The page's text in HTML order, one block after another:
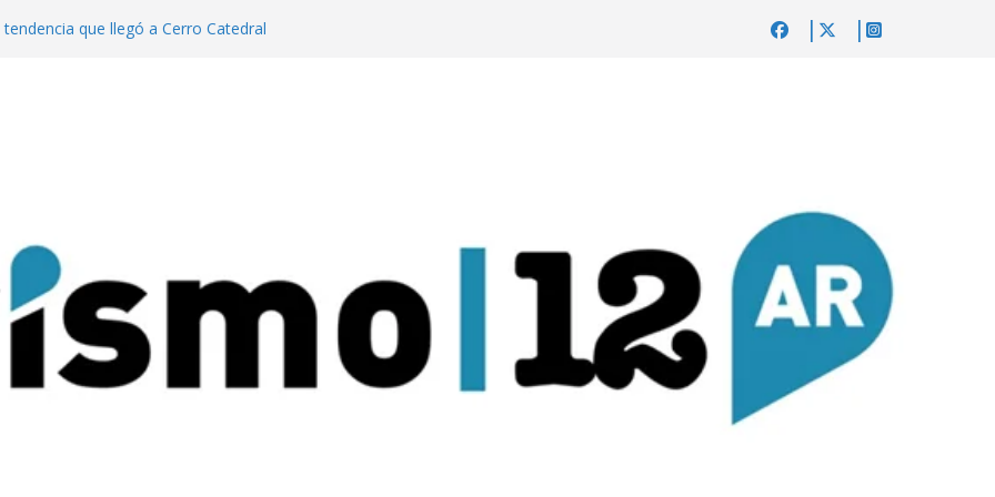
que llegó a Cerro Catedral